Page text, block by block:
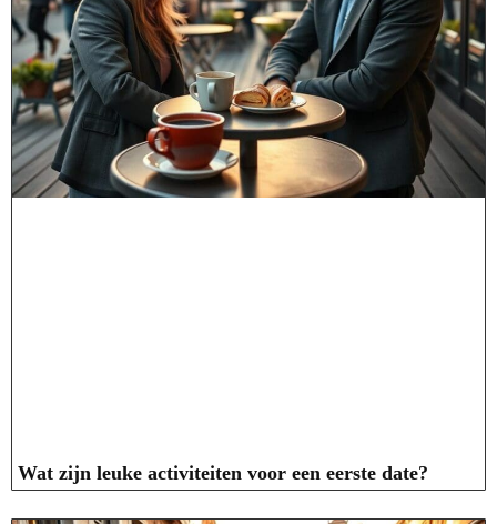
Wat zijn leuke activiteiten voor een eerste date?